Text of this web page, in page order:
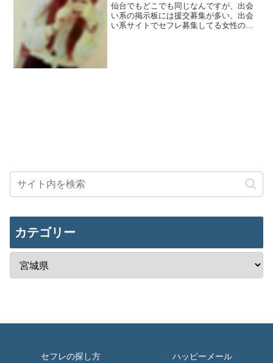
仙台でもどこでも同じなんですが、出会
い系の掲示板には援交募集が多い。出会
い系サイトでセフレ募集してる女性の書
カテゴリー
セフレの探し方 ハッピーメール